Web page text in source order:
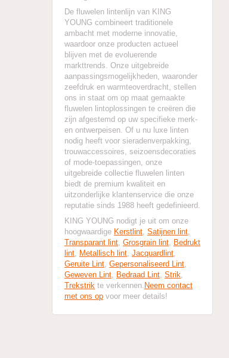
De fluwelen lintenlijn van KING
YOUNG combineert traditionele
ambacht met moderne innovatie,
waardoor onze producten actueel
blijven met de evoluerende
markttrends. Onze uitgebreide
aanpassingsmogelijkheden, waaronder
zeefdruk en warmteoverdracht, stellen
ons in staat om op maat gemaakte
fluwelen lintoplossingen te creëren die
zijn afgestemd op uw specifieke merk-
en ontwerpeisen. Of u nu luxe linten
nodig heeft voor sieradenverpakking,
trouwaccessoires, seizoensdecoraties
of mode-toepassingen, onze
uitgebreide collectie fluwelen linten
biedt de premium kwaliteit en
uitzonderlijke klantenservice die onze
reputatie sinds 1988 heeft gedefinieerd.
KING YOUNG nodigt je uit om onze
hoogwaardige Kerstlint, Satijnen lint,
Transparant lint, Grosgrain lint, Bedrukt
lint, Metallisch lint, Jacquardlint,
Geruite Lint, Gepersonaliseerd Lint,
Geweven Lint, Bedraad Lint, Strik,
Trekstrik te verkennen. Neem contact
met ons op voor meer details!